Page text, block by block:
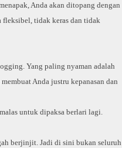
Anda akan ditopang dengan
fleksibel, tidak keras dan tidak
Yang paling nyaman adalah
Anda justru kepanasan dan
untuk dipaksa berlari lagi.
berjinjit. Jadi di sini bukan seluruh